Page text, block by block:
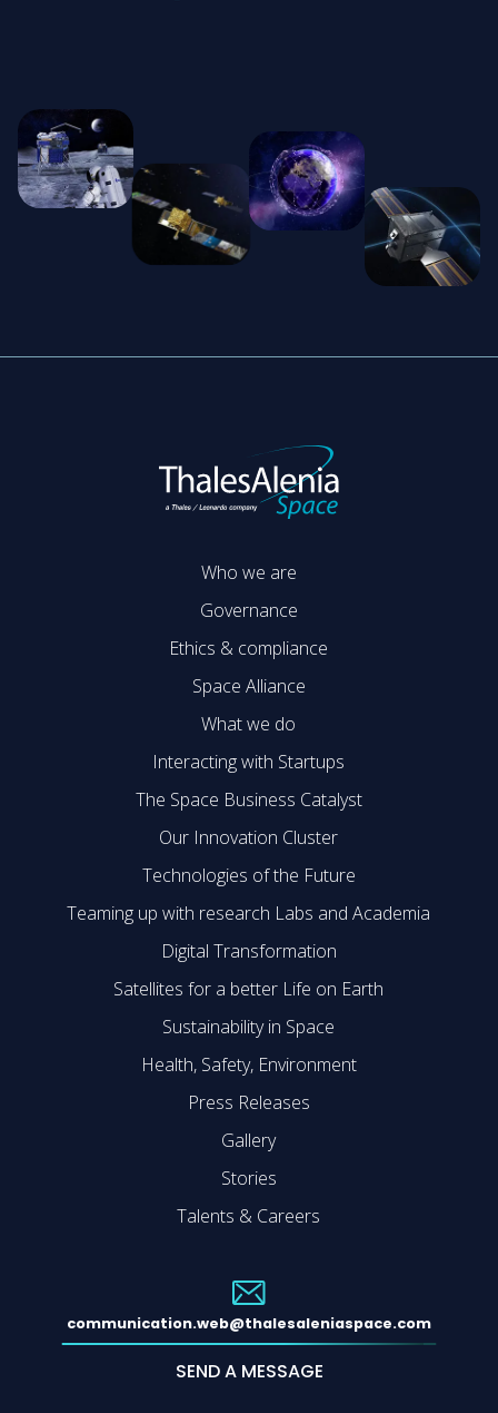
Who we are
Governance
Ethics & compliance
Space Alliance
What we do
Interacting with Startups
The Space Business Catalyst
Our Innovation Cluster
Technologies of the Future
Teaming up with research Labs and Academia
Digital Transformation
Satellites for a better Life on Earth
Sustainability in Space
Health, Safety, Environment
Press Releases
Gallery
Stories
Talents & Careers
communication.web@thalesaleniaspace.com
SEND A MESSAGE